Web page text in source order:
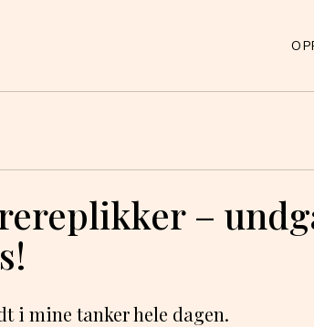
–
i mine tanker hele dagen.